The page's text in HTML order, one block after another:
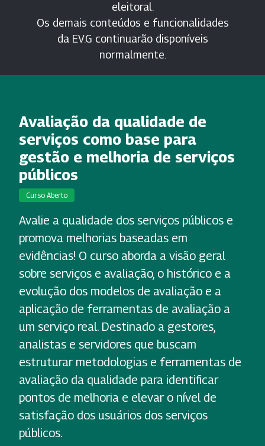
eleitoral.
Os demais conteúdos e funcionalidades
da EV.G continuarão disponíveis
normalmente.
Avaliação da qualidade de
serviços como base para
gestão e melhoria de serviços
públicos
Curso Aberto
Avalie a qualidade dos serviços públicos e
promova melhorias baseadas em
evidências! O curso aborda a visão geral
sobre serviços e avaliação, o histórico e a
evolução dos modelos de avaliação e a
aplicação de ferramentas de avaliação a
um serviço real. Destinado a gestores,
analistas e servidores que buscam
estruturar metodologias e ferramentas de
avaliação da qualidade para identificar
pontos de melhoria e elevar o nível de
satisfação dos usuários dos serviços
públicos.